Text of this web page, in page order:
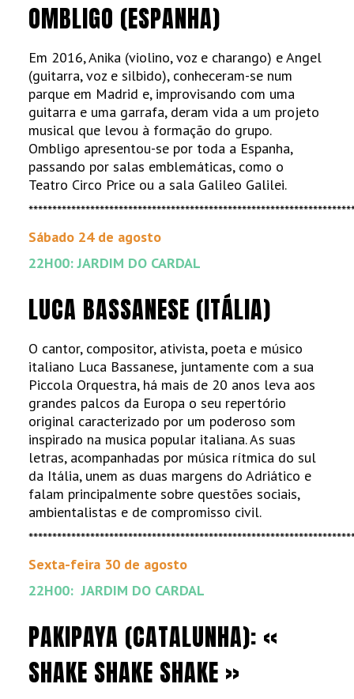
OMBLIGO (ESPANHA)
Em 2016, Anika (violino, voz e charango) e Angel
(guitarra, voz e silbido), conheceram-se num
parque em Madrid e, improvisando com uma
guitarra e uma garrafa, deram vida a um projeto
musical que levou à formação do grupo.
Ombligo apresentou-se por toda a Espanha,
passando por salas emblemáticas, como o
Teatro Circo Price ou a sala Galileo Galilei.
Sábado 24 de agosto
22H00: JARDIM DO CARDAL
LUCA BASSANESE (ITÁLIA)
O cantor, compositor, ativista, poeta e músico
italiano Luca Bassanese, juntamente com a sua
Piccola Orquestra, há mais de 20 anos leva aos
grandes palcos da Europa o seu repertório
original caracterizado por um poderoso som
inspirado na musica popular italiana. As suas
letras, acompanhadas por música rítmica do sul
da Itália, unem as duas margens do Adriático e
falam principalmente sobre questões sociais,
ambientalistas e de compromisso civil.
Sexta-feira 30 de agosto
22H00: JARDIM DO CARDAL
PAKIPAYA (CATALUNHA): «
SHAKE SHAKE SHAKE »